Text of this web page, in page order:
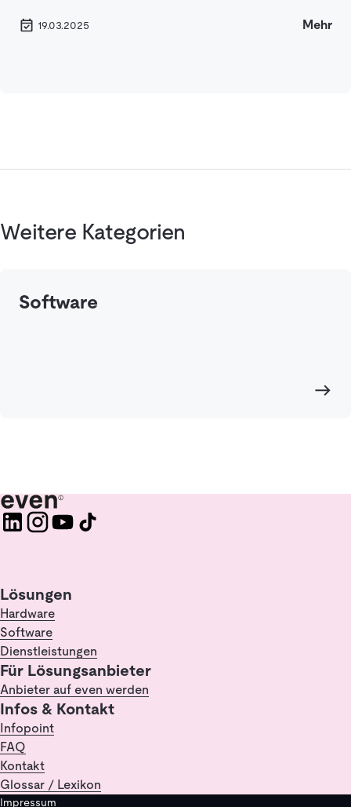
19.03.2025 Mehr
Weitere Kategorien
Software
Lösungen
Hardware
Software
Dienstleistungen
Für Lösungsanbieter
Anbieter auf even werden
Infos & Kontakt
Infopoint
FAQ
Kontakt
Glossar / Lexikon
Impressum